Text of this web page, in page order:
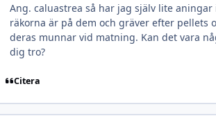
Ang. caluastrea så har jag själv lite
räkorna är på dem och gräver efter pellets
deras munnar vid matning. Kan det vara
dig tro?
Citera